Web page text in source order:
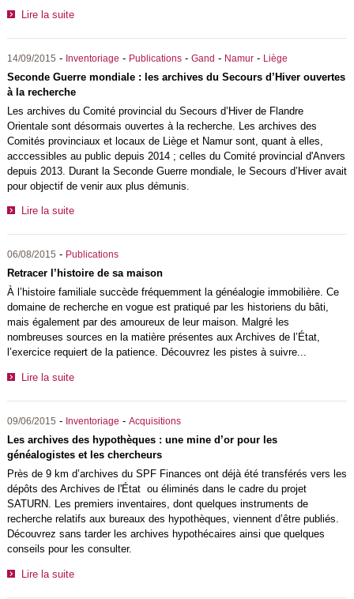
Lire la suite
14/09/2015 - Inventoriage - Publications- Gand - Namur- Liège
Seconde Guerre mondiale : les archives du Secours d’Hiver ouvertes
à la recherche
Les archives du Comité provincial du Secours d’Hiver de Flandre
Orientale sont désormais ouvertes à la recherche. Les archives des
Comités provinciaux et locaux de Liège et Namur sont, quant à elles,
acccessibles au public depuis 2014 ; celles du Comité provincial d'Anvers
depuis 2013. Durant la Seconde Guerre mondiale, le Secours d’Hiver avait
pour objectif de venir aux plus démunis.
Lire la suite
06/08/2015 - Publications
Retracer l’histoire de sa maison
À l’histoire familiale succède fréquemment la généalogie immobilière. Ce
domaine de recherche en vogue est pratiqué par les historiens du bâti,
mais également par des amoureux de leur maison. Malgré les
nombreuses sources en la matière présentes aux Archives de l’État,
l’exercice requiert de la patience. Découvrez les pistes à suivre...
Lire la suite
09/06/2015 - Inventoriage - Acquisitions
Les archives des hypothèques : une mine d’or pour les
généalogistes et les chercheurs
Près de 9 km d’archives du SPF Finances ont déjà été transférés vers les
dépôts des Archives de l'État ou éliminés dans le cadre du projet
SATURN. Les premiers inventaires, dont quelques instruments de
recherche relatifs aux bureaux des hypothèques, viennent d’être publiés.
Découvrez sans tarder les archives hypothécaires ainsi que quelques
conseils pour les consulter.
Lire la suite